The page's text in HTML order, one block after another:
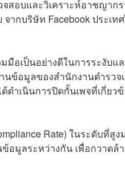
สอบและวิเคราะห์อาชญา
กบริษัท Facebook ประเท
อเป็นอย่างดีในการระงับแ
ข้อมูลของสำนักงานตำรวจ
ดำเนินการปิดกั้นเพจที่เกี่ย
Rate) ในระดับที่สู
อมูลระหว่างกัน เพื่อกวาด